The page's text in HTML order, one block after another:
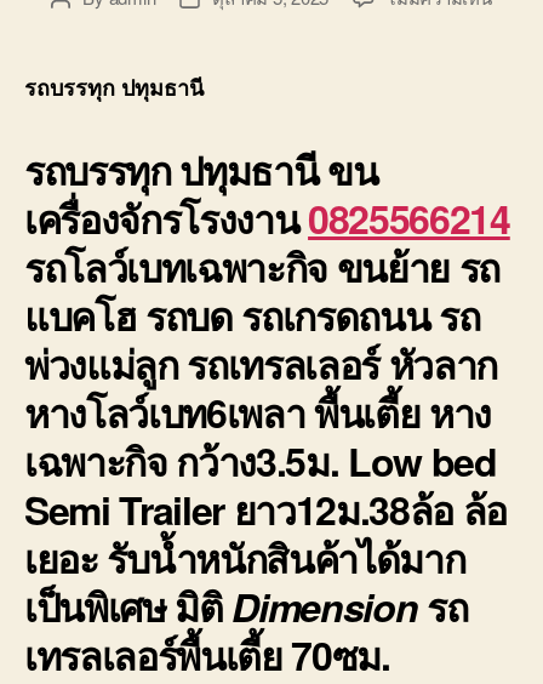
ถูก
มี
ประกัน
รถบรรทุก ปทุมธานี
รถบรรทุก ปทุมธานีขน
เครื่องจักรโรงงาน0825566214
รถโลว์เบทเฉพาะกิจ ขนย้าย รถ
แบคโฮ รถบด รถเกรดถนน รถ
พ่วงแม่ลูก รถเทรลเลอร์ หัวลาก
หางโลว์เบท6เพลา พื้นเตี้ย หาง
เฉพาะกิจ กว้าง3.5ม. Low bed
Semi Trailer ยาว12ม.38ล้อ ล้อ
เยอะ รับน้ำหนักสินค้าได้มาก
เป็นพิเศษ มิติDimensionรถ
เทรลเลอร์พื้นเตี้ย70ซม.